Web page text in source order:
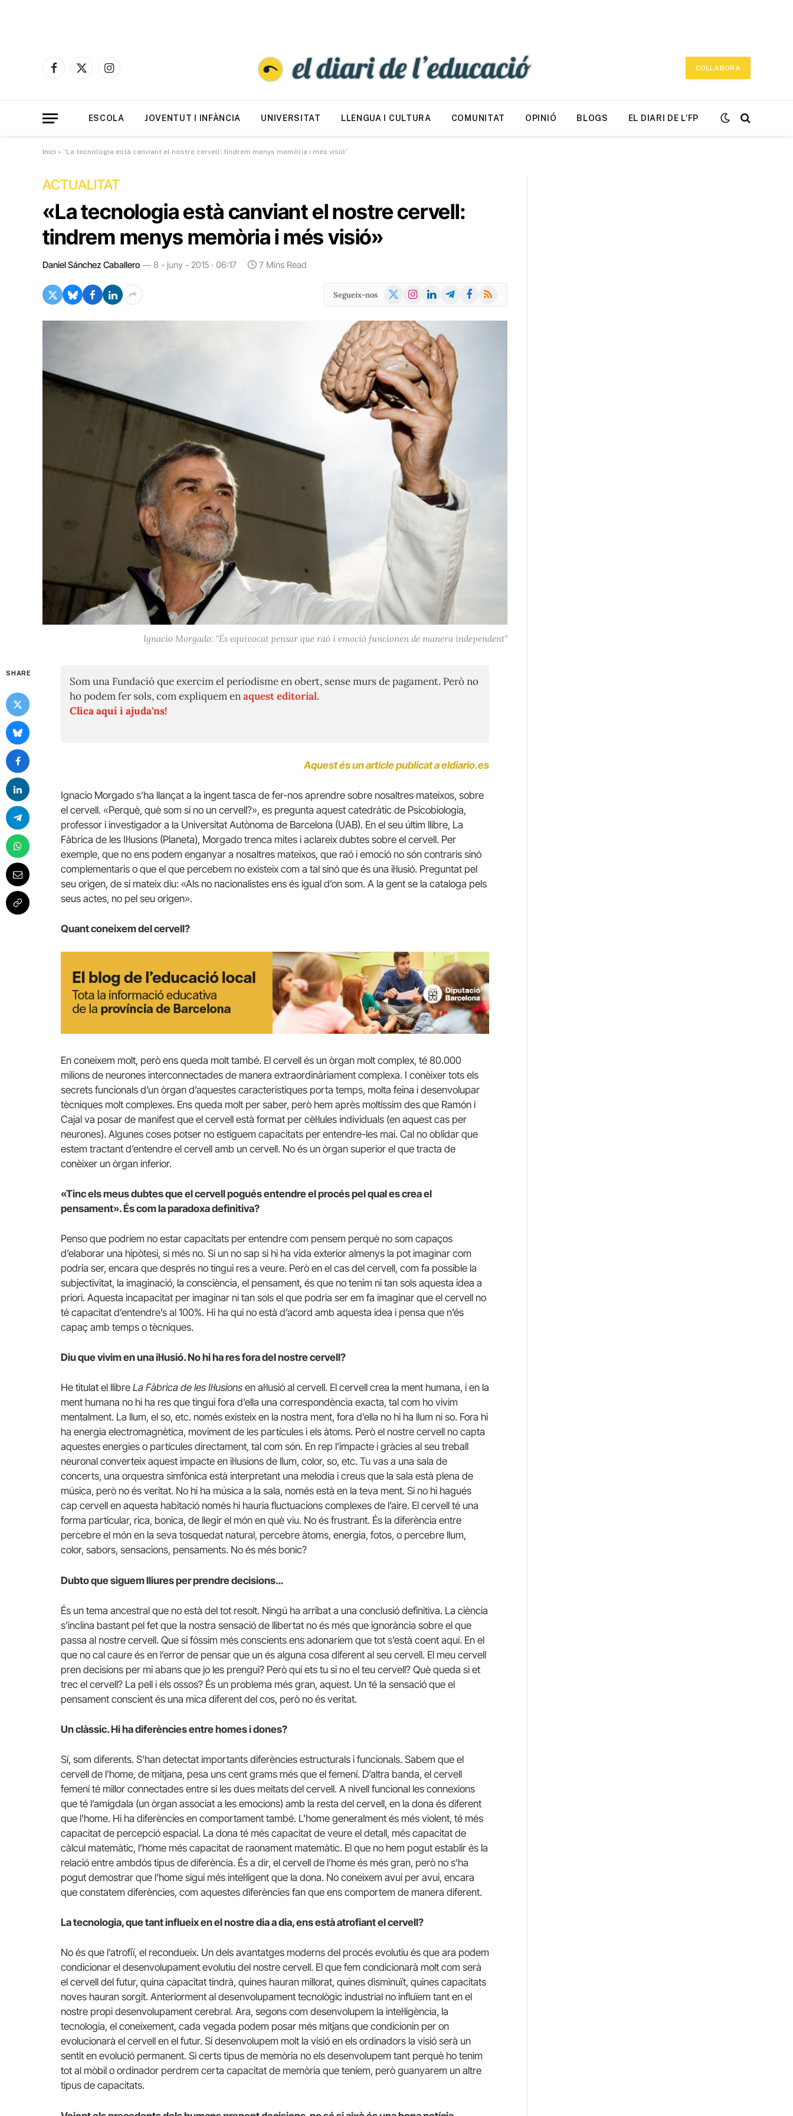
Facebook
X
Instagram
COL·LABORA
ESCOLA JOVENTUT I INFÀNCIA UNIVERSITAT LLENGUA I CULTURA COMUNITAT OPINIÓ BLOGS EL DIARI DE L’FP
Inici » “La tecnologia està canviant el nostre cervell: tindrem menys memòria i més visió”
ACTUALITAT
«La tecnologia està canviant el nostre cervell:
tindrem menys memòria i més visió»
Daniel Sánchez Caballero 8 - juny - 2015 · 06:17 7 Mins Read
Segueix-nos
X
Instagram
LinkedInTelegramFacebook
RSS
Ignacio Morgado: "És equivocat pensar que raó i emoció funcionen de manera independent"
SHARE
Som una Fundació que exercim el periodisme en obert, sense murs de pagament. Però no
ho podem fer sols, com expliquem enaquest editorial.
Clica aquí i ajuda'ns!
Aquest és un article publicat a eldiario.es
Ignacio Morgado s’ha llançat a la ingent tasca de fer-nos aprendre sobre nosaltres mateixos, sobre
el cervell. «Perquè, què som si no un cervell?», es pregunta aquest catedràtic de Psicobiologia,
professor i investigador a la Universitat Autònoma de Barcelona (UAB). En el seu últim llibre, La
Fàbrica de les Il·lusions (Planeta), Morgado trenca mites i aclareix dubtes sobre el cervell. Per
exemple, que no ens podem enganyar a nosaltres mateixos, que raó i emoció no són contraris sinó
complementaris o que el que percebem no existeix com a tal sinó que és una il·lusió. Preguntat pel
seu origen, de si mateix diu: «Als no nacionalistes ens és igual d’on som. A la gent se la cataloga pels
seus actes, no pel seu origen».
Quant coneixem del cervell?
En coneixem molt, però ens queda molt també. El cervell és un òrgan molt complex, té 80.000
milions de neurones interconnectades de manera extraordinàriament complexa. I conèixer tots els
secrets funcionals d’un òrgan d’aquestes característiques porta temps, molta feina i desenvolupar
tècniques molt complexes. Ens queda molt per saber, però hem après moltíssim des que Ramón i
Cajal va posar de manifest que el cervell està format per cèl·lules individuals (en aquest cas per
neurones). Algunes coses potser no estiguem capacitats per entendre-les mai. Cal no oblidar que
estem tractant d’entendre el cervell amb un cervell. No és un òrgan superior el que tracta de
conèixer un òrgan inferior.
«Tinc els meus dubtes que el cervell pogués entendre el procés pel qual es crea el
pensament». És com la paradoxa definitiva?
Penso que podríem no estar capacitats per entendre com pensem perquè no som capaços
d’elaborar una hipòtesi, si més no. Si un no sap si hi ha vida exterior almenys la pot imaginar com
podria ser, encara que després no tingui res a veure. Però en el cas del cervell, com fa possible la
subjectivitat, la imaginació, la consciència, el pensament, és que no tenim ni tan sols aquesta idea a
priori. Aquesta incapacitat per imaginar ni tan sols el que podria ser em fa imaginar que el cervell no
té capacitat d’entendre’s al 100%. Hi ha qui no està d’acord amb aquesta idea i pensa que n’és
capaç amb temps o tècniques.
Diu que vivim en una il·lusió. No hi ha res fora del nostre cervell?
He titulat el llibre La Fàbrica de les Il·lusions en al·lusió al cervell. El cervell crea la ment humana, i en la
ment humana no hi ha res que tingui fora d’ella una correspondència exacta, tal com ho vivim
mentalment. La llum, el so, etc. només existeix en la nostra ment, fora d’ella no hi ha llum ni so. Fora hi
ha energia electromagnètica, moviment de les partícules i els àtoms. Però el nostre cervell no capta
aquestes energies o partícules directament, tal com són. En rep l’impacte i gràcies al seu treball
neuronal converteix aquest impacte en il·lusions de llum, color, so, etc. Tu vas a una sala de
concerts, una orquestra simfònica està interpretant una melodia i creus que la sala està plena de
música, però no és veritat. No hi ha música a la sala, només està en la teva ment. Si no hi hagués
cap cervell en aquesta habitació només hi hauria fluctuacions complexes de l’aire. El cervell té una
forma particular, rica, bonica, de llegir el món en què viu. No és frustrant. És la diferència entre
percebre el món en la seva tosquedat natural, percebre àtoms, energia, fotos, o percebre llum,
color, sabors, sensacions, pensaments. No és més bonic?
Dubto que siguem lliures per prendre decisions…
És un tema ancestral que no està del tot resolt. Ningú ha arribat a una conclusió definitiva. La ciència
s’inclina bastant pel fet que la nostra sensació de llibertat no és més que ignorància sobre el que
passa al nostre cervell. Que si fóssim més conscients ens adonaríem que tot s’està coent aquí. En el
que no cal caure és en l’error de pensar que un és alguna cosa diferent al seu cervell. El meu cervell
pren decisions per mi abans que jo les prengui? Però qui ets tu si no el teu cervell? Què queda si et
trec el cervell? La pell i els ossos? És un problema més gran, aquest. Un té la sensació que el
pensament conscient és una mica diferent del cos, però no és veritat.
Un clàssic. Hi ha diferències entre homes i dones?
Sí, som diferents. S’han detectat importants diferències estructurals i funcionals. Sabem que el
cervell de l’home, de mitjana, pesa uns cent grams més que el femení. D’altra banda, el cervell
femení té millor connectades entre si les dues meitats del cervell. A nivell funcional les connexions
que té l’amígdala (un òrgan associat a les emocions) amb la resta del cervell, en la dona és diferent
que l’home. Hi ha diferències en comportament també. L’home generalment és més violent, té més
capacitat de percepció espacial. La dona té més capacitat de veure el detall, més capacitat de
càlcul matemàtic, l’home més capacitat de raonament matemàtic. El que no hem pogut establir és la
relació entre ambdós tipus de diferència. És a dir, el cervell de l’home és més gran, però no s’ha
pogut demostrar que l’home sigui més intel·ligent que la dona. No coneixem avui per avui, encara
que constatem diferències, com aquestes diferències fan que ens comportem de manera diferent.
La tecnologia, que tant influeix en el nostre dia a dia, ens està atrofiant el cervell?
No és que l’atrofiï, el recondueix. Un dels avantatges moderns del procés evolutiu és que ara podem
condicionar el desenvolupament evolutiu del nostre cervell. El que fem condicionarà molt com serà
el cervell del futur, quina capacitat tindrà, quines hauran millorat, quines disminuït, quines capacitats
noves hauran sorgit. Anteriorment al desenvolupament tecnològic industrial no influïem tant en el
nostre propi desenvolupament cerebral. Ara, segons com desenvolupem la intel·ligència, la
tecnologia, el coneixement, cada vegada podem posar més mitjans que condicionin per on
evolucionarà el cervell en el futur. Si desenvolupem molt la visió en els ordinadors la visió serà un
sentit en evolució permanent. Si certs tipus de memòria no els desenvolupem tant perquè ho tenim
tot al mòbil o ordinador perdrem certa capacitat de memòria que teníem, però guanyarem un altre
tipus de capacitats.